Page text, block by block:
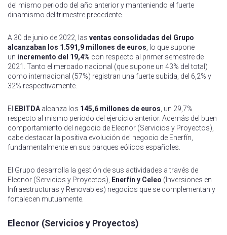
del mismo periodo del año anterior y manteniendo el fuerte
dinamismo del trimestre precedente.
A 30 de junio de 2022, las ventas consolidadas del Grupo
alcanzaban los 1.591,9 millones de euros , lo que supone
un incremento del 19,4% con respecto al primer semestre de
2021. Tanto el mercado nacional (que supone un 43% del total)
como internacional (57%) registran una fuerte subida, del 6,2% y
32% respectivamente.
El EBITDA alcanza los 145,6 millones de euros , un 29,7%
respecto al mismo periodo del ejercicio anterior. Además del buen
comportamiento del negocio de Elecnor (Servicios y Proyectos),
cabe destacar la positiva evolución del negocio de Enerfín,
fundamentalmente en sus parques eólicos españoles.
El Grupo desarrolla la gestión de sus actividades a través de
Elecnor (Servicios y Proyectos),
Enerfín y Celeo (Inversiones en
Infraestructuras y Renovables) negocios que se complementan y
fortalecen mutuamente.
Elecnor (Servicios y Proyectos)